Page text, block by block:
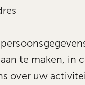
te maken, in
over uw